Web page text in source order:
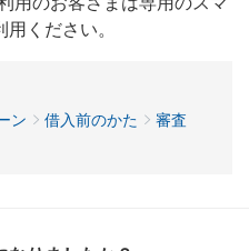
ください。
ン 借入前のかた
審査